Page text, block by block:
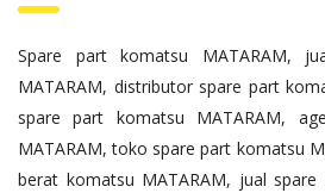
Spare part komatsu MATARAM,
MATARAM, distributor spare part
spare part komatsu MATARAM,
MATARAM, toko spare part komatsu
berat komatsu MATARAM, jual